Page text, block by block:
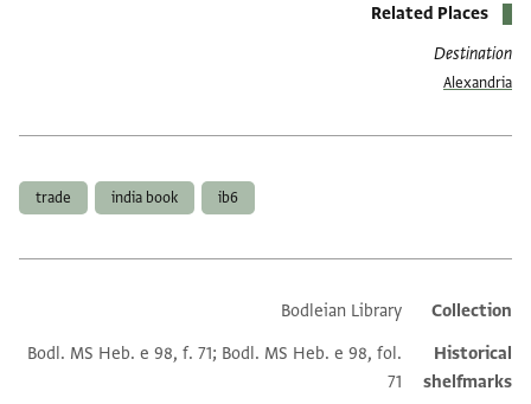
Related Places
Destination
Alexandria
ib6
india book
trade
Additional metadata
Collection
Bodleian Library
Historical
shelfmarks
Bodl. MS Heb. e 98, f. 71; Bodl. MS Heb. e 98, fol.
71